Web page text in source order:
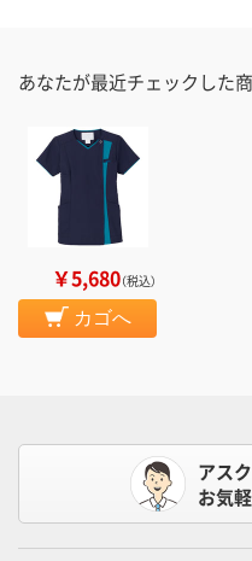
あなたが最近チェックした
￥5,680（税込）
カゴへ
アス
お気